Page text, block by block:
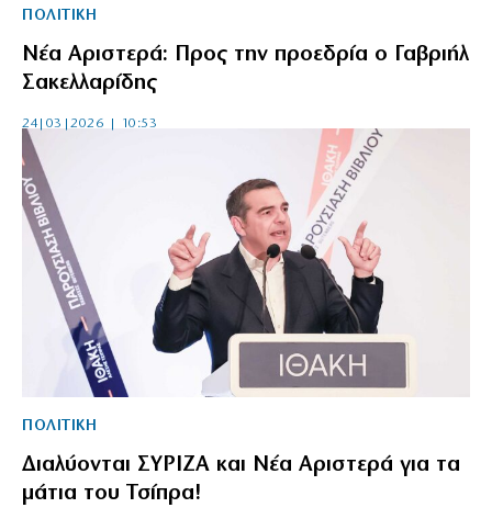
ΠΟΛΙΤΙΚΗ
Νέα Αριστερά: Προς την προεδρία ο Γαβριήλ
Σακελλαρίδης
24|03|2026 | 10:53
ΠΟΛΙΤΙΚΗ
Διαλύονται ΣΥΡΙΖΑ και Νέα Αριστερά για τα
μάτια του Τσίπρα!